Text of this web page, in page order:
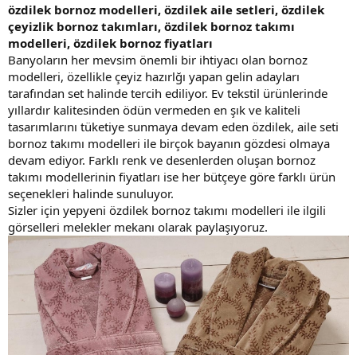
l
a
t
a
n
a
r
i
h
i
özdilek bornoz modelleri, özdilek aile setleri, özdilek
çeyizlik bornoz takımları, özdilek bornoz takımı
modelleri, özdilek bornoz fiyatları
Banyoların her mevsim önemli bir ihtiyacı olan bornoz
modelleri, özellikle çeyiz hazırlğı yapan gelin adayları
tarafından set halinde tercih ediliyor. Ev tekstil ürünlerinde
yıllardır kalitesinden ödün vermeden en şık ve kaliteli
tasarımlarını tüketiye sunmaya devam eden özdilek, aile seti
bornoz takımı modelleri ile birçok bayanın gözdesi olmaya
devam ediyor. Farklı renk ve desenlerden oluşan bornoz
takımı modellerinin fiyatları ise her bütçeye göre farklı ürün
seçenekleri halinde sunuluyor.
Sizler için yepyeni özdilek bornoz takımı modelleri ile ilgili
görselleri melekler mekanı olarak paylaşıyoruz.